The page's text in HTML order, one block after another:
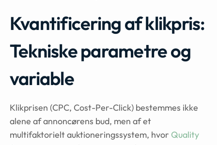
Kvantificering af klikpris:
Tekniske parametre og
variable
Klikprisen (CPC, Cost-Per-Click) bestemmes ikke
alene af annoncørens bud, men af et
multifaktorielt auktioneringssystem, hvor Quality